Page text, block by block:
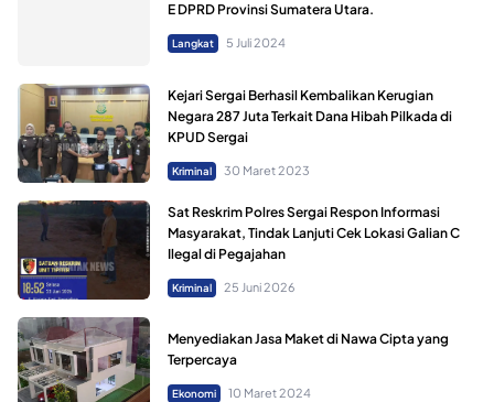
E DPRD Provinsi Sumatera Utara.
Langkat 5 Juli 2024
Kejari Sergai Berhasil Kembalikan Kerugian
Negara 287 Juta Terkait Dana Hibah Pilkada di
KPUD Sergai
Kriminal 30 Maret 2023
Sat Reskrim Polres Sergai Respon Informasi
Masyarakat, Tindak Lanjuti Cek Lokasi Galian C
Ilegal di Pegajahan
Kriminal 25 Juni 2026
Menyediakan Jasa Maket di Nawa Cipta yang
Terpercaya
Ekonomi 10 Maret 2024